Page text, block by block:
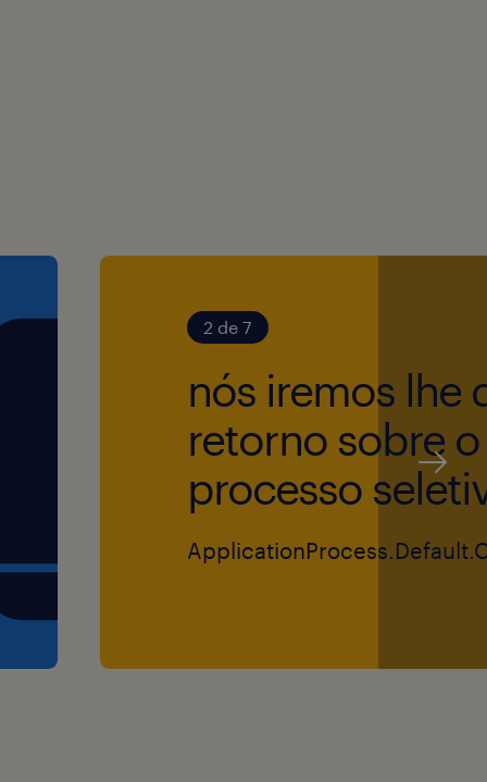
BI para geração de
2 de 7
nós iremos lhe
retorno sobre o
processo